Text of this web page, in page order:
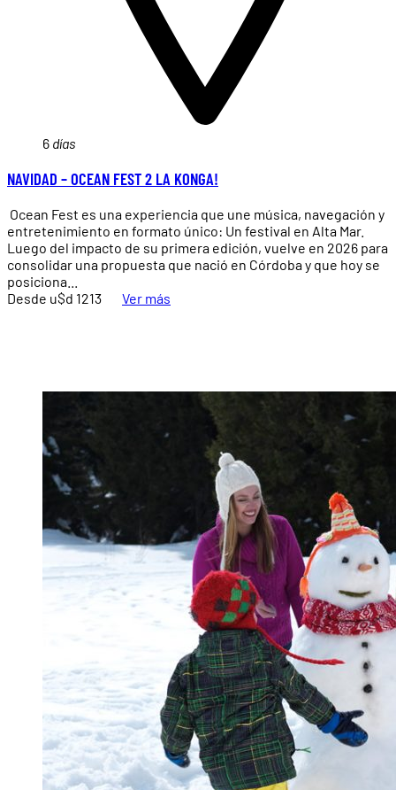
6 días
NAVIDAD – OCEAN FEST 2 LA KONGA!
Ocean Fest es una experiencia que une música, navegación y
entretenimiento en formato único: Un festival en Alta Mar.
Luego del impacto de su primera edición, vuelve en 2026 para
consolidar una propuesta que nació en Córdoba y que hoy se
posiciona...
Desde u$d 1213
Ver más